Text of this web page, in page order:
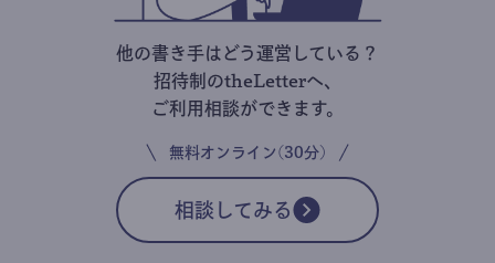
他の書き手はどう運営している？
招待制のtheLetterへ、
ご利用相談ができます。
無料オンライン(30分)
相談してみる